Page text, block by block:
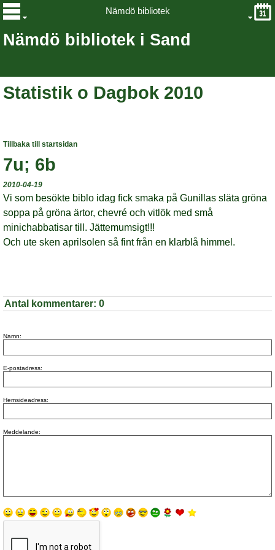
Nämdö bibliotek i Sand
Nämdö bibliotek
Statistik o Dagbok 2010
Tillbaka till startsidan
7u; 6b
2010-04-19
Vi som besökte biblo idag fick smaka på Gunillas släta gröna
soppa på gröna ärtor, chevré och vitlök med små
minichabbatisar till. Jättemumsigt!!!
Och ute sken aprilsolen så fint från en klarblå himmel.
Antal kommentarer: 0
Namn:
E-postadress:
Hemsideadress:
Meddelande: